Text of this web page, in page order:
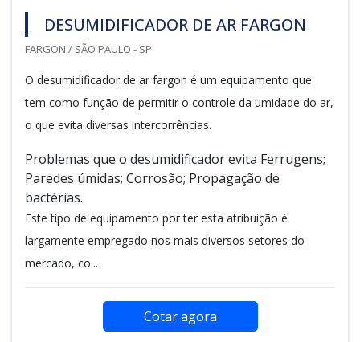
DESUMIDIFICADOR DE AR FARGON
FARGON / SÃO PAULO - SP
O desumidificador de ar fargon é um equipamento que
tem como função de permitir o controle da umidade do ar,
o que evita diversas intercorrências.
Problemas que o desumidificador evita Ferrugens;
Paredes úmidas; Corrosão; Propagação de
bactérias.
Este tipo de equipamento por ter esta atribuição é
largamente empregado nos mais diversos setores do
mercado, co...
Cotar agora